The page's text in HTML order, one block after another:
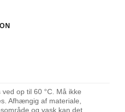
ved op til 60 °C. Må ikke
Afhængig af materiale,
og vask kan det